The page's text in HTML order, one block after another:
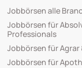
Jobbörsen alle
Jobbörsen für
Professionals
Jobbörsen für
Jobbörsen für